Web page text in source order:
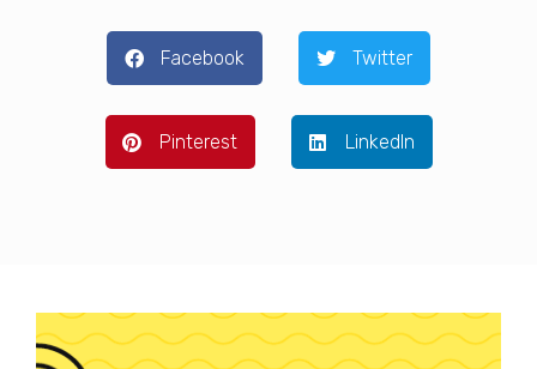
Facebook Twitter
Pinterest LinkedIn